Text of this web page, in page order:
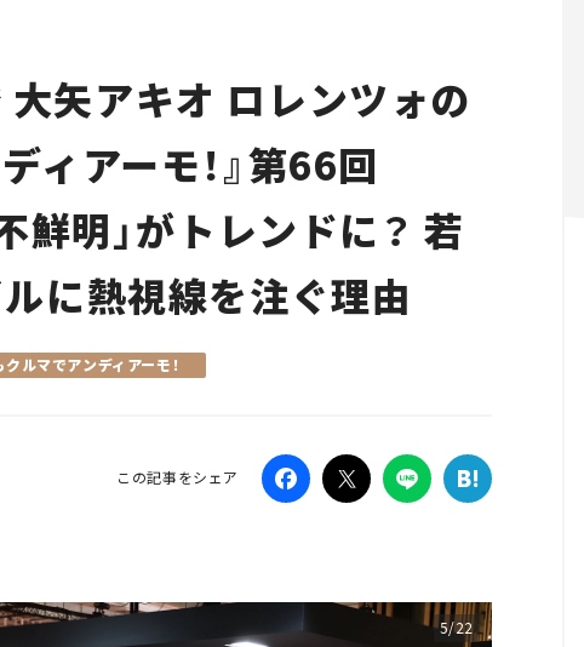
大矢アキオ ロレンツォの
ィアーモ！』第66回
鮮明」がトレンドに？ 若
に熱視線を注ぐ理由
ルマでアンディアーモ！
この記事をシェア
5/22
Traffic
Series
Campaign